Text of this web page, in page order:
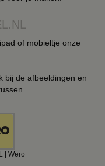
of mobieltje onze
bij de afbeeldingen en
| Wero